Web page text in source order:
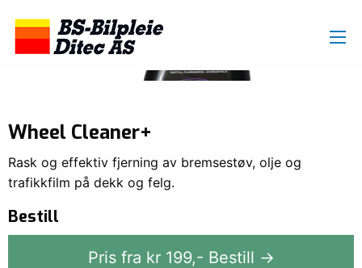
Wheel Cleaner+
Rask og effektiv fjerning av bremsestøv, olje og
trafikkfilm på dekk og felg.
Bestill
Pris fra kr 199,- Bestill →